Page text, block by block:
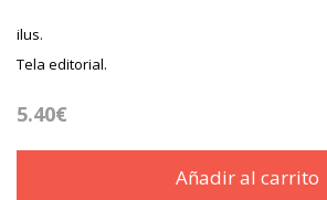
ilus.
Tela editorial.
5.40€
Añadir al carrito